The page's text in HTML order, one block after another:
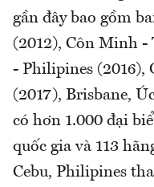
gần đây bao gồm
(2012), Côn Minh -
- Philipines (2016),
(2017), Brisbane,
có hơn 1.000 đại
quốc gia và 113
Cebu, Philipines